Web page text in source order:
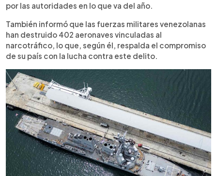
por las autoridades en lo que va del año.
También informó que las fuerzas militares venezolanas
han destruido 402 aeronaves vinculadas al
narcotráfico, lo que, según él, respalda el compromiso
de su país con la lucha contra este delito.